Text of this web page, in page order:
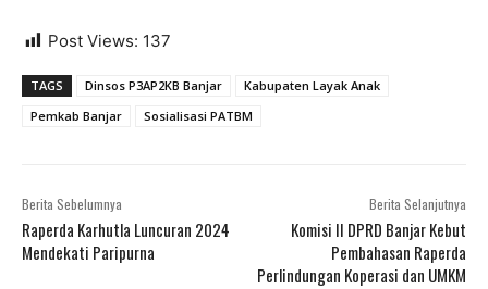
Post Views: 137
TAGS Dinsos P3AP2KB Banjar
Kabupaten Layak Anak
Pemkab Banjar
Sosialisasi PATBM
Berita Sebelumnya
Raperda Karhutla Luncuran 2024
Mendekati Paripurna
Berita Selanjutnya
Komisi II DPRD Banjar Kebut
Pembahasan Raperda
Perlindungan Koperasi dan UMKM